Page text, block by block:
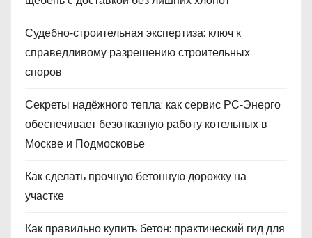
Судебно‑строительная экспертиза: ключ к
справедливому разрешению строительных
споров
Секреты надёжного тепла: как сервис РС‑Энерго
обеспечивает безотказную работу котельных в
Москве и Подмосковье
Как сделать прочную бетонную дорожку на
участке
Как правильно купить бетон: практический гид для